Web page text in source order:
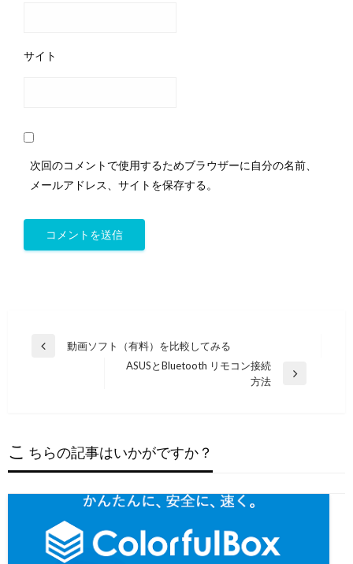
サイト
次回のコメントで使用するためブラウザーに自分の名前、
メールアドレス、サイトを保存する。
投
ー
シ
ョ
動画ソフト（有料）を比較してみる
ASUSとBluetooth リモコン接続
方法
こ ちらの記事はいかがですか？